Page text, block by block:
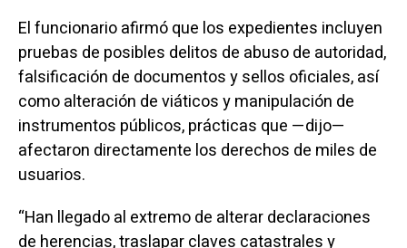
El funcionario afirmó que los expedientes incluyen
pruebas de posibles delitos de abuso de autoridad,
falsificación de documentos y sellos oficiales, así
como alteración de viáticos y manipulación de
instrumentos públicos, prácticas que —dijo—
afectaron directamente los derechos de miles de
usuarios.
“Han llegado al extremo de alterar declaraciones
de herencias, traslapar claves catastrales y